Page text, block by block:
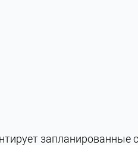
запланированные